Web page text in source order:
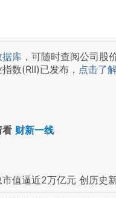
据库 ，可随时查阅公司股
(RII)已发布， 点击了
看 财新一线
值逼近2万亿元 创历史